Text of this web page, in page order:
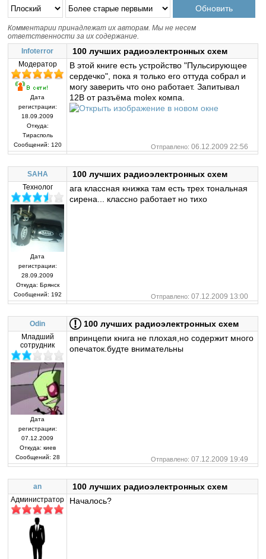
Комментарии принадлежат их авторам. Мы не несем
ответственности за их содержание.
Infoterror
100 лучших радиоэлектронных схем
Модератор
Дата
регистрации:
18.09.2009
Откуда:
Тирасполь
Сообщений: 120
В этой книге есть устройство "Пульсирующее
сердечко", пока я только его оттуда собрал и
могу заверить что оно работает. Запитывал
12В от разъёма molex компа.
Отправлено: 06.12.2009 22:56
SAHA 100 лучших радиоэлектронных схем
Технолог
Дата
регистрации:
28.09.2009
Откуда: Брянск
Сообщений: 192
ага классная книжка там есть трех тональная
сирена... классно работает но тихо
Отправлено: 07.12.2009 13:00
Odin 100 лучших радиоэлектронных схем
Младший
сотрудник
Дата
регистрации:
07.12.2009
Откуда: киев
Сообщений: 28
впринцепи книга не плохая,но содержит много
опечаток.будте внимательны
Отправлено: 07.12.2009 19:49
an 100 лучших радиоэлектронных схем
Администратор Началось?